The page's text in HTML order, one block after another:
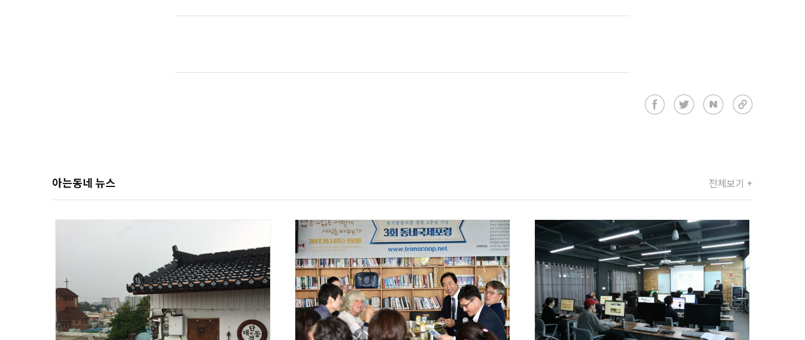
아는동네 뉴스 전체보기 +